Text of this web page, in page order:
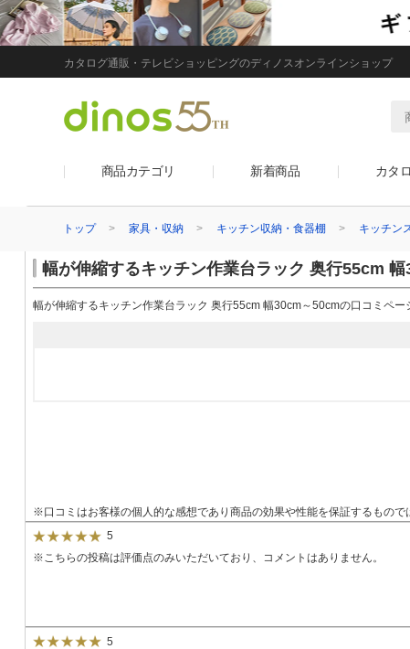
カタログ通販・テレビショッピングのディノスオンラインショップ
商品カテゴリ 新着商品 カタ
トップ 家具・収納 キッチン収納・食器棚 キッチン
幅が伸縮するキッチン作業台ラック 奥行55cm
幅が伸縮するキッチン作業台ラック 奥行55cm 幅30cm～50cmの口コミペー
※口コミはお客様の個人的な感想であり商品の効果や性能を保証するもので
5
※こちらの投稿は評価点のみいただいており、コメントはありません。
5